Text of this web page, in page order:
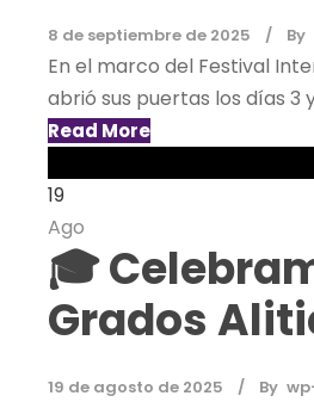
8 de septiembre de 2025 By
En el marco del Festival
abrió sus puertas los días
Read More
19
Ago
🎓
Grados
19 de agosto de 2025 By